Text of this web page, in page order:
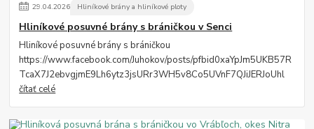
29.04.2026 Hliníkové brány a hliníkové ploty
Hliníkové posuvné brány s bráničkou v Senci
Hliníkové posuvné brány s bráničkou
https://www.facebook.com/Juhokov/posts/pfbid0xaYpJm5UKB57R
TcaX7J2ebvgjmE9Lh6ytz3jsURr3WH5v8Co5UVnF7QJiJERJoUhl
čítať celé